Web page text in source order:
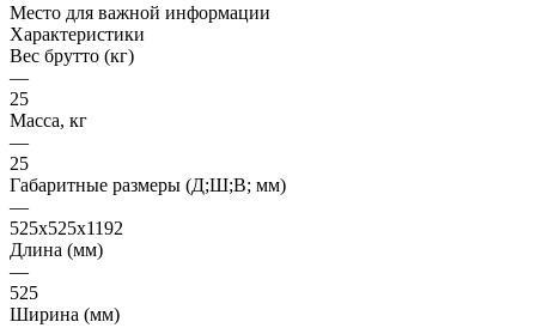
Место для важной информации
Характеристики
Вес брутто (кг)
—
25
Масса, кг
—
25
Габаритные размеры (Д;Ш;В; мм)
—
525х525х1192
Длина (мм)
—
525
Ширина (мм)